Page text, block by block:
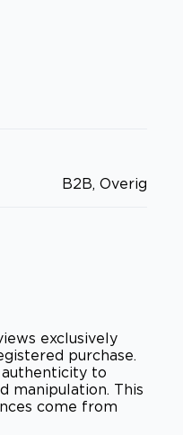
B2B, Overig
exclusively
purchase.
to
manipulation. This
come from